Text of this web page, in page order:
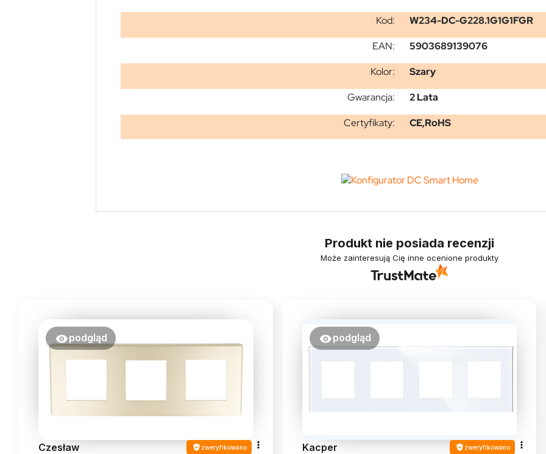
Kod:
W234-DC-G228.1G1G1FGR
EAN:
5903689139076
Kolor:
Szary
Gwarancja:
2 Lata
Certyfikaty:
CE,RoHS
Produkt nie posiada recenzji
Może zainteresują Cię inne ocenione produkty
podgląd
Czesław zweryfikowano
podgląd
Kacper zweryfikowano